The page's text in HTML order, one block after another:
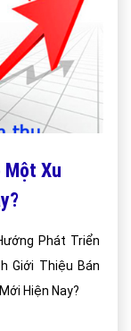
Một Xu
Phát Triển
Giới Thiệu Bán
Hiện Nay?